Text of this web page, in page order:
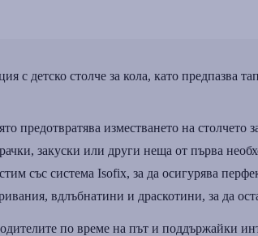
с детско столче за кола, като предпазва
предотвратява изместването на столчето
закуски или други неща от първа
със система Isofix, за да осигурява
вдлъбнатини и драскотини, за да
по време на път и поддържайки